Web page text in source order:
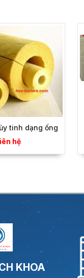
tinh dạng ống
hệ
KHOA